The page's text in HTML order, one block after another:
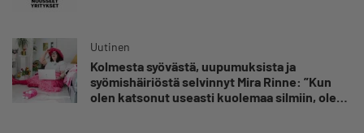
Uutinen
Kolmesta syövästä, uupumuksista ja
syömishäiriöstä selvinnyt Mira Rinne: ”Kun
olen katsonut useasti kuolemaa silmiin, olen